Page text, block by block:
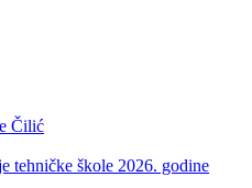
Čilić
tehničke škole 2026. godine